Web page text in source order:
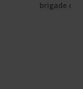
brigade du